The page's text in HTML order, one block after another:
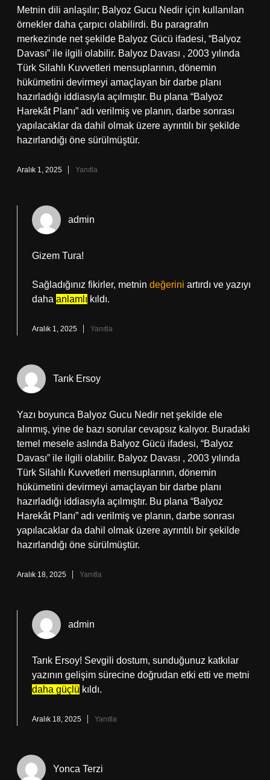
Metnin dili anlaşılır; Balyoz Gucu Nedir için kullanılan
örnekler daha çarpıcı olabilirdi. Bu paragrafın
merkezinde net şekilde Balyoz Gücü ifadesi, “Balyoz
Davası” ile ilgili olabilir. Balyoz Davası , 2003 yılında
Türk Silahlı Kuvvetleri mensuplarının, dönemin
hükümetini devirmeyi amaçlayan bir darbe planı
hazırladığı iddiasıyla açılmıştır. Bu plana “Balyoz
Harekât Planı” adı verilmiş ve planın, darbe sonrası
yapılacaklar da dahil olmak üzere ayrıntılı bir şekilde
hazırlandığı öne sürülmüştür.
Aralık 1, 2025 Yanıtla
admin
Gizem Tura!
Sağladığınız fikirler, metnin değerini artırdı ve yazıyı
daha anlamlı kıldı.
Aralık 1, 2025 Yanıtla
Tarık Ersoy
Yazı boyunca Balyoz Gucu Nedir net şekilde ele
alınmış, yine de bazı sorular cevapsız kalıyor. Buradaki
temel mesele aslında Balyoz Gücü ifadesi, “Balyoz
Davası” ile ilgili olabilir. Balyoz Davası , 2003 yılında
Türk Silahlı Kuvvetleri mensuplarının, dönemin
hükümetini devirmeyi amaçlayan bir darbe planı
hazırladığı iddiasıyla açılmıştır. Bu plana “Balyoz
Harekât Planı” adı verilmiş ve planın, darbe sonrası
yapılacaklar da dahil olmak üzere ayrıntılı bir şekilde
hazırlandığı öne sürülmüştür.
Aralık 18, 2025 Yanıtla
admin
Tarık Ersoy! Sevgili dostum, sunduğunuz katkılar
yazının gelişim sürecine doğrudan etki etti ve metni
daha güçlü kıldı.
Aralık 18, 2025 Yanıtla
Yonca Terzi